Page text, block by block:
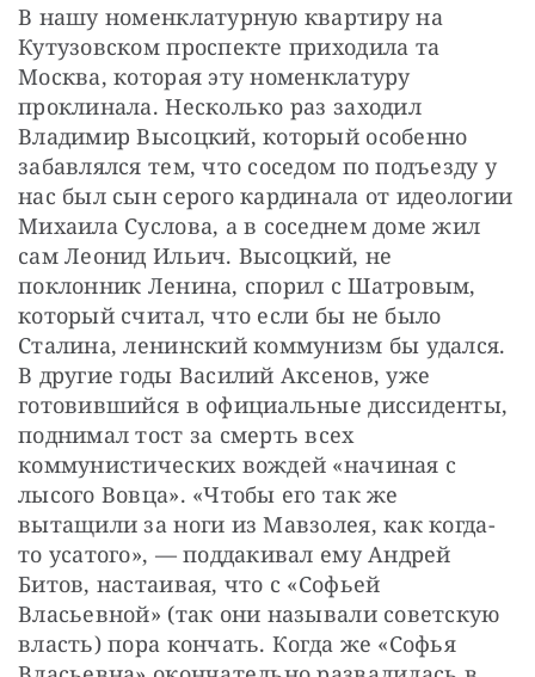
В нашу номенклатурную квартиру на
Кутузовском проспекте приходила та
Москва, которая эту номенклатуру
проклинала. Несколько раз заходил
Владимир Высоцкий, который особенно
забавлялся тем, что соседом по подъезду у
нас был сын серого кардинала от идеологии
Михаила Суслова, а в соседнем доме жил
сам Леонид Ильич. Высоцкий, не
поклонник Ленина, спорил с Шатровым,
который считал, что если бы не было
Сталина, ленинский коммунизм бы удался.
В другие годы Василий Аксенов, уже
готовившийся в официальные диссиденты,
поднимал тост за смерть всех
коммунистических вождей «начиная с
лысого Вовца». «Чтобы его так же
вытащили за ноги из Мавзолея, как когда-
то усатого», — поддакивал ему Андрей
Битов, настаивая, что с «Софьей
Власьевной» (так они называли советскую
власть) пора кончать. Когда же «Софья